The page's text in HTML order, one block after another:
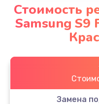
Стоимость
Samsung S9
Замена